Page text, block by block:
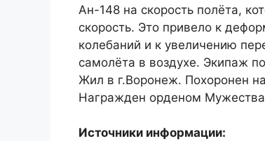
Ан-148 на скорость полёта,
скорость. Это привело к
колебаний и к увеличению
самолёта в воздухе. Экипаж
Жил в г.Воронеж. Похоронен
Награжден орденом Мужества
Источники информации: